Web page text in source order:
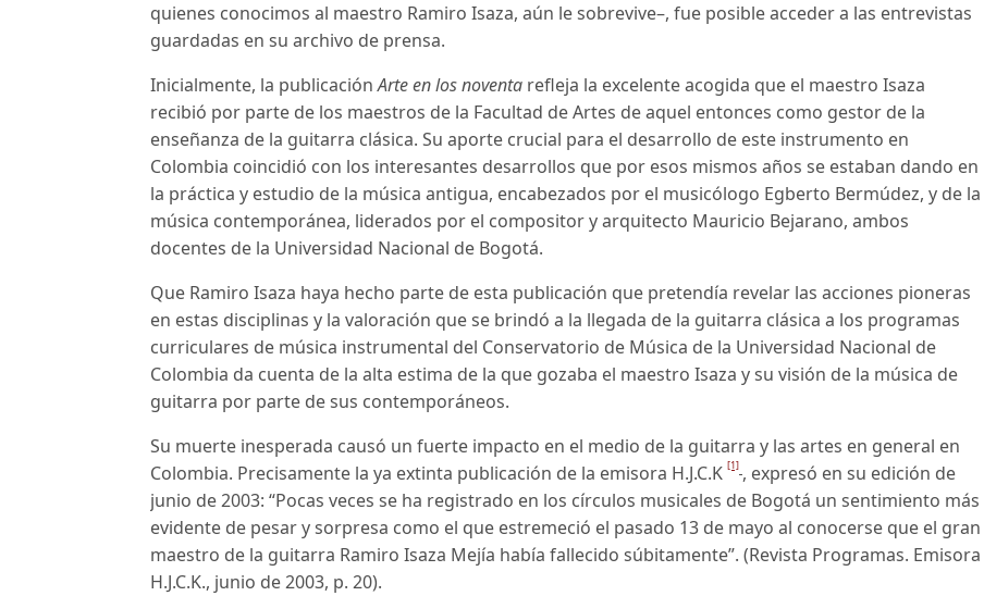
quienes conocimos al maestro Ramiro Isaza, aún le sobrevive–, fue posible acceder a las entrevistas
guardadas en su archivo de prensa.
Inicialmente, la publicaciónArte en los noventa refleja la excelente acogida que el maestro Isaza
recibió por parte de los maestros de la Facultad de Artes de aquel entonces como gestor de la
enseñanza de la guitarra clásica. Su aporte crucial para el desarrollo de este instrumento en
Colombia coincidió con los interesantes desarrollos que por esos mismos años se estaban dando en
la práctica y estudio de la música antigua, encabezados por el musicólogo Egberto Bermúdez, y de la
música contemporánea, liderados por el compositor y arquitecto Mauricio Bejarano, ambos
docentes de la Universidad Nacional de Bogotá.
Que Ramiro Isaza haya hecho parte de esta publicación que pretendía revelar las acciones pioneras
en estas disciplinas y la valoración que se brindó a la llegada de la guitarra clásica a los programas
curriculares de música instrumental del Conservatorio de Música de la Universidad Nacional de
Colombia da cuenta de la alta estima de la que gozaba el maestro Isaza y su visión de la música de
guitarra por parte de sus contemporáneos.
Su muerte inesperada causó un fuerte impacto en el medio de la guitarra y las artes en general en
Colombia. Precisamente la ya extinta publicación de la emisora H.J.C.K [1] , expresó en su edición de
junio de 2003: “Pocas veces se ha registrado en los círculos musicales de Bogotá un sentimiento más
evidente de pesar y sorpresa como el que estremeció el pasado 13 de mayo al conocerse que el gran
maestro de la guitarra Ramiro Isaza Mejía había fallecido súbitamente”. (Revista Programas. Emisora
H.J.C.K., junio de 2003, p. 20).